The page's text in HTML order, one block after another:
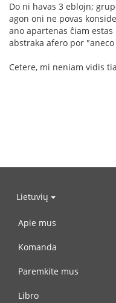
Do ni havas 3 eblojn;
agon oni ne povas
ano apartenas ĉiam
abstraka afero por
Cetere, mi neniam vidis
Lietuvių
Apie mus
Komanda
Paremkite mus
Libro